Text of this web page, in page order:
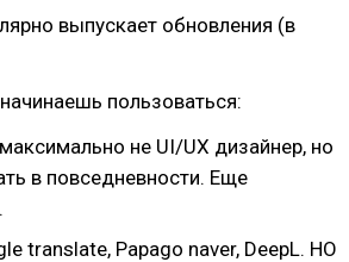
выпускает обновления (в
пользоваться:
не UI/UX дизайнер, но
в повседневности. Еще
translate, Papago naver, DeepL. НО